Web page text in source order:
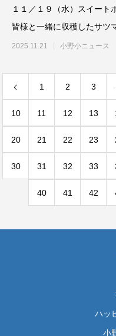
１１／１９（水）スイート
皆様と一緒に収穫したサツ
トポテト作りに挑戦し
2025.11.21 小野小ニュース
1 2 3
10 11 12 13
20 21 22 23
30 31 32 33
40 41 42
ハッ
小